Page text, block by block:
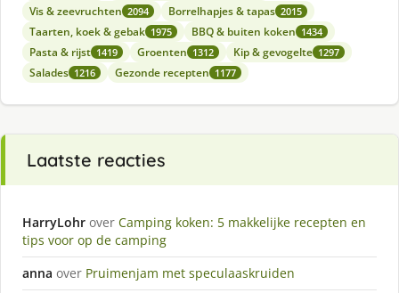
Vis & zeevruchten 2094 Borrelhapjes & tapas 2015
Taarten, koek & gebak 1975 BBQ & buiten koken 1434
Pasta & rijst 1419 Groenten 1312 Kip & gevogelte 1297
Salades 1216 Gezonde recepten 1177
Laatste reacties
HarryLohr over Camping koken: 5 makkelijke recepten en
tips voor op de camping
anna over Pruimenjam met speculaaskruiden